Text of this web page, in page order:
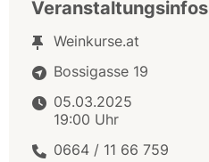
Veranstaltungsinfos
Weinkurse.at
Bossigasse 19
05.03.2025
19:00 Uhr
0664 / 11 66 759